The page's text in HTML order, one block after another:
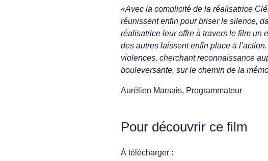
«Avec la complicité de la réalisatrice
réunissent enfin pour briser le silence,
réalisatrice leur offre à travers le film un
des autres laissent enfin place à
violences, cherchant reconnaissance
bouleversante, sur le chemin de la
Aurélien Marsais, Programmateur
Pour découvrir ce film
À télécharger :